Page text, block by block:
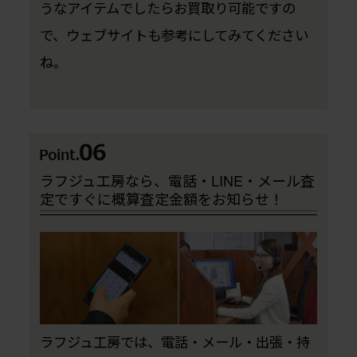
うなアイテムでしたらお買取り可能ですの
で、ウェブサイトも参考にしてみてください
ね。
ラフジュ工房なら、電話・LINE・メール査
定ですぐに概算査定金額をお知らせ！
ラフジュ工房では、電話・メール・出張・持